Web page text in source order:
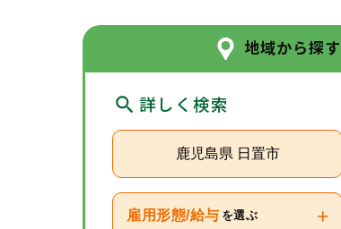
地域から探す
詳しく検索
鹿児島県 日置市
雇用形態/給与 を選ぶ +